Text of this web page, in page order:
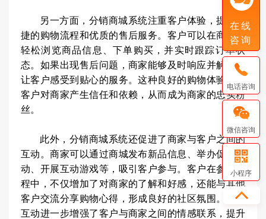
另一方面，分销商城系统注重客户体验，提供便
捷的购物流程和优质的售后服务。客户可以在商城中
轻松浏览商品信息、下单购买，并实时跟踪订单状
态。如果出现售后问题，商家能够及时响应并解决，
让客户感受到贴心的服务。这种良好的购物体验会让
客户对商家产生信任和依赖，从而成为商家的忠实粉
丝。
此外，分销商城系统还促进了商家与客户之间的
互动。商家可以通过商城发布新品信息、举办促销活
动、开展互动游戏等，吸引客户参与。客户在参与过
程中，不仅增加了对商家的了解和好感，还能与其他
客户交流分享购物心得，形成良好的社区氛围。这种
互动进一步增强了客户与商家之间的情感联系，提升
在线
咨询
电话咨询
微信咨询
小程序